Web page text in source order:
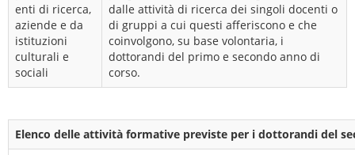
enti di ricerca,
aziende e da
istituzioni
culturali e
sociali
dalle attività di ricerca dei singoli docenti o
di gruppi a cui questi afferiscono e che
coinvolgono, su base volontaria, i
dottorandi del primo e secondo anno di
corso.
Elenco delle attività formative previste per i dottorandi del